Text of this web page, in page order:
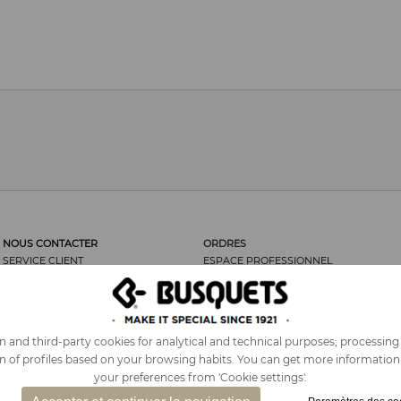
and third-party cookies for analytical and technical purposes; processing
of profiles based on your browsing habits. You can get more
your preferences from 'Cookie settings'.
NOUS CONTACTER
SERVICE CLIENT
NOUS RECOMMANDER
PLAN DU SITE
ORDRES
ESPACE PROFESSIONNEL
RETOUR DE MARCHANDISES
FRAIS D’ENVOI
SÉCURITÉ
CONDITIONS GÉNÉRALES DE
VENTES
TVA COMPRISE SUR TOUS LES PRIX